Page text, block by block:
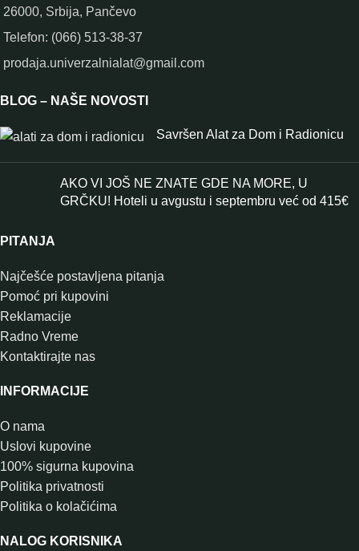
26000, Srbija, Pančevo
Telefon: (066) 513-38-37
prodaja.univerzalnialat@gmail.com
BLOG – NAŠE NOVOSTI
Savršen Alat za Dom i Radionicu
AKO VI JOŠ NE ZNATE GDE NA MORE, U
GRČKU! Hoteli u avgustu i septembru već od 415€
PITANJA
Najčešće postavljena pitanja
Pomoć pri kupovini
Reklamacije
Radno Vreme
Kontaktirajte nas
INFORMACIJE
O nama
Uslovi kupovine
100% sigurna kupovina
Politika privatnosti
Politika o kolačićima
NALOG KORISNIKA